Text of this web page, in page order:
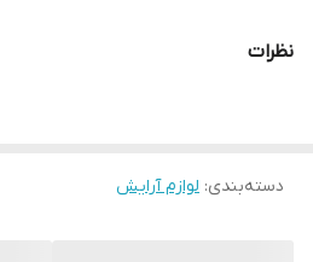
نظرات
دسته‌بندی: لوازم آرایش